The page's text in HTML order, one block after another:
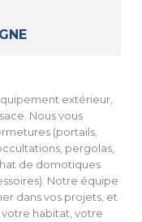
extérieur,
Nous vous
(portails,
pergolas,
de domotiques
Notre équipe
dans vos projets, et
habitat, votre